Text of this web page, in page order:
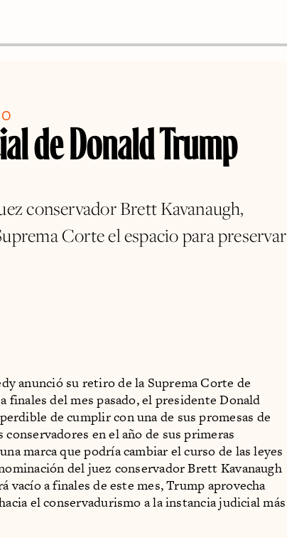
de Donald Trump
conservador Brett Kavanaugh,
Corte el espacio para preservar
anunció su retiro de la Suprema Corte de
finales del mes pasado, el presidente Donald
de cumplir con una de sus promesas de
conservadores en el año de sus primeras
marca que podría cambiar el curso de las leyes
del juez conservador Brett Kavanaugh
vacío a finales de este mes, Trump aprovecha
el conservadurismo a la instancia judicial más